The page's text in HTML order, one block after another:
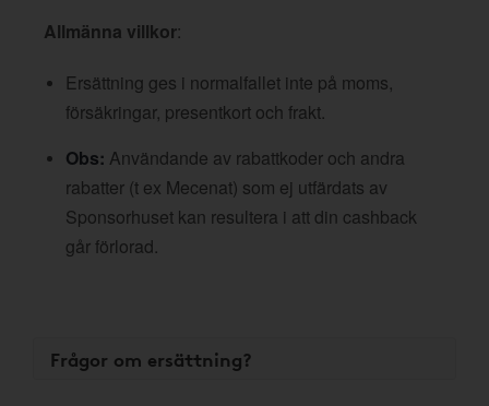
Allmänna villkor:
Ersättning ges i normalfallet inte på moms,
försäkringar, presentkort och frakt.
Obs: Användande av rabattkoder och andra
rabatter (t ex Mecenat) som ej utfärdats av
Sponsorhuset kan resultera i att din cashback
går förlorad.
Frågor om ersättning?